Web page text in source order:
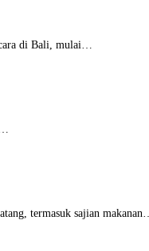
di Bali, mulai…
termasuk sajian makanan…